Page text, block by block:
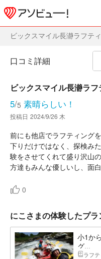
ビックスマイル長瀞ラフテ
口コミ詳細
5/5 素晴らしい！
投稿日 2024/9/26 木
前にも他店でラフティング
下りだけではなく、探検み
験をさせてくれて盛り沢山
方達もみんな優しいし、面
0
にこさまの体験したプラ
小1か
グ...
ラフ